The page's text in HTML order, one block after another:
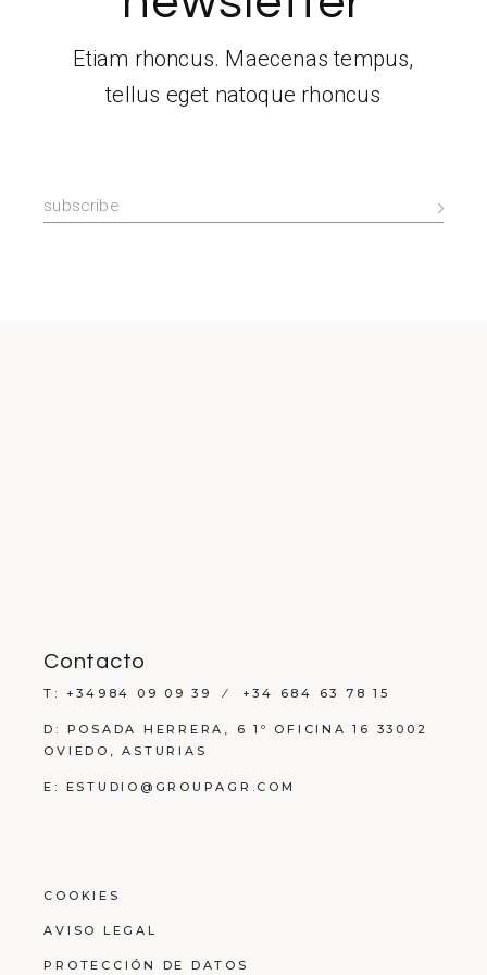
Etiam rhoncus. Maecenas tempus,
tellus eget natoque rhoncus
Contacto
T: +34984 09 09 39 ⁄ +34 684 63 78 15
D: POSADA HERRERA, 6 1º OFICINA 16 33002
OVIEDO, ASTURIAS
E: ESTUDIO@GROUPAGR.COM
COOKIES
AVISO LEGAL
PROTECCIÓN DE DATOS